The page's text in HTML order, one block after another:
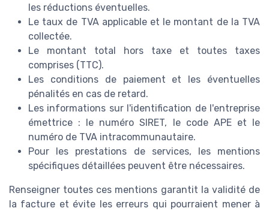
les réductions éventuelles.
Le taux de TVA applicable et le montant de la TVA
collectée.
Le montant total hors taxe et toutes taxes
comprises (TTC).
Les conditions de paiement et les éventuelles
pénalités en cas de retard.
Les informations sur l'identification de l'entreprise
émettrice : le numéro SIRET, le code APE et le
numéro de TVA intracommunautaire.
Pour les prestations de services, les mentions
spécifiques détaillées peuvent être nécessaires.
Renseigner toutes ces mentions garantit la validité de
la facture et évite les erreurs qui pourraient mener à